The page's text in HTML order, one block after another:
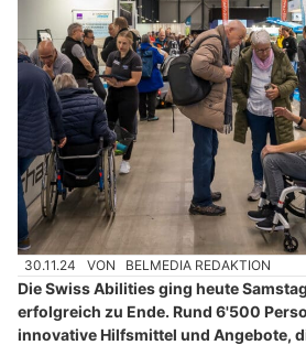
30.11.24 VON BELMEDIA REDAKTION
Die Swiss Abilities ging heute
erfolgreich zu Ende. Rund 6'500
innovative Hilfsmittel und Angebote,